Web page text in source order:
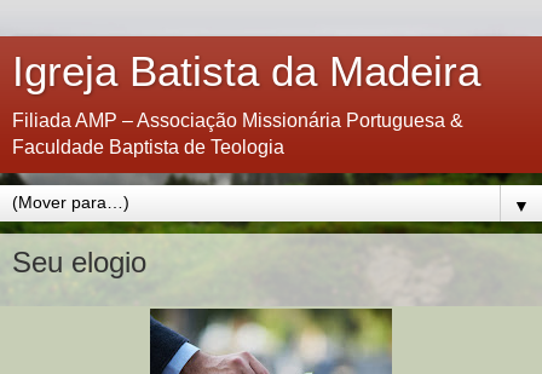
Igreja Batista da Madeira
Filiada AMP – Associação Missionária Portuguesa &
Faculdade Baptista de Teologia
▼
Seu elogio